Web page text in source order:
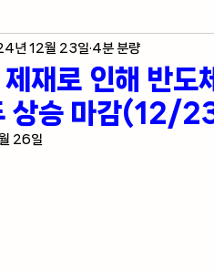
제 지표 미국 주식 입문
자자의 혼잣말
재로 인해 반도
상승 마감(12/
년 12월 23일 4분 분량
26일